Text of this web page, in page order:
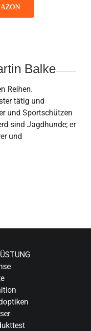
Balke
Reihen.
tätig und
und Sportschützen
sind Jagdhunde; er
und